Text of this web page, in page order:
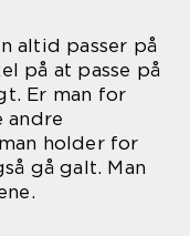
altid passer på
på at passe på
Er man for
andre
holder for
gå galt. Man